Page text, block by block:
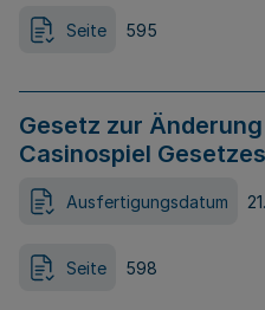
Seite 595
Gesetz zur
Casinospiel
Ausfertigungsdatum
Seite 598